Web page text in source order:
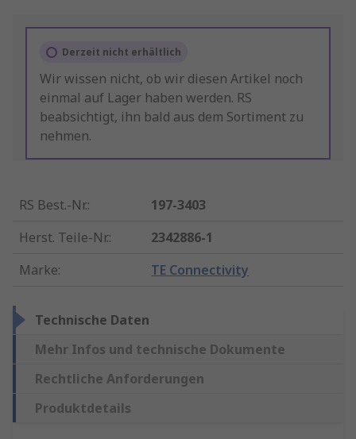
Derzeit nicht erhältlich
Wir wissen nicht, ob wir diesen Artikel noch
einmal auf Lager haben werden. RS
beabsichtigt, ihn bald aus dem Sortiment zu
nehmen.
RS Best.-Nr.:
197-3403
Herst. Teile-Nr.:
2342886-1
Marke: TE Connectivity
Technische Daten
Mehr Infos und technische Dokumente
Rechtliche Anforderungen
Produktdetails